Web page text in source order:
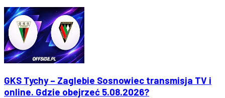
GKS Tychy – Zaglebie Sosnowiec transmisja TV i
online. Gdzie obejrzeć 5.08.2026?